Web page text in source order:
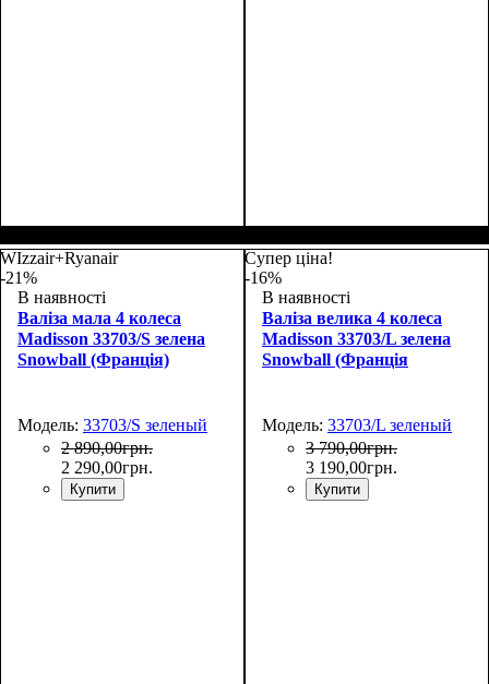
66х44х27
75х50х30
WIzzair+Ryanair
-21%
В наявності
Валіза мала 4 колеса
Madisson 33703/S зелена
Snowball (Франція)
Модель: 33703/S зеленый
2 890,00грн.
2 290,00грн.
Купити
Супер ціна!
-16%
В наявності
Валіза велика 4 колеса
Madisson 33703/L зелена
Snowball (Франція
Модель: 33703/L зеленый
3 790,00грн.
3 190,00грн.
Купити